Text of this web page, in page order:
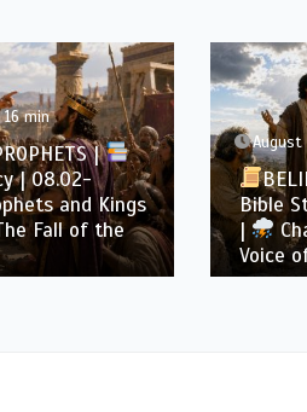
4 min
|
|
Job
Before the
August
Bible
|